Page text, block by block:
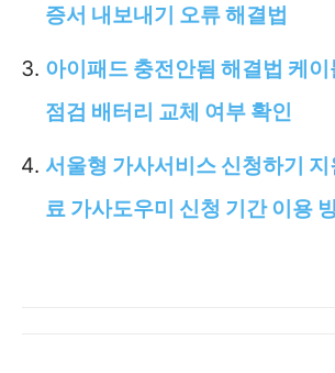
증서 내보내기 오류 해결법
아이패드 충전안됨 해결법 케
점검 배터리 교체 여부 확인
서울형 가사서비스 신청하기
료 가사도우미 신청 기간 이용